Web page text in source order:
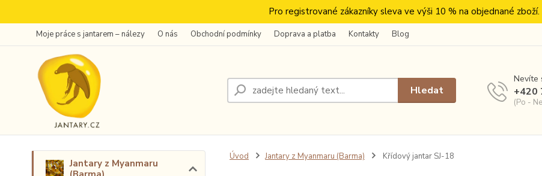
Pro registrované zákazníky sleva ve výši 10 % na objednané zboží.
Moje práce s jantarem – nálezy O nás Obchodní podmínky Doprava a platba Kontakty Blog
Hledat
Nevíte
+420
(Po -
Jantary z Myanmaru
Úvod Jantary z Myanmaru (Barma) Křídový jantar SJ-18